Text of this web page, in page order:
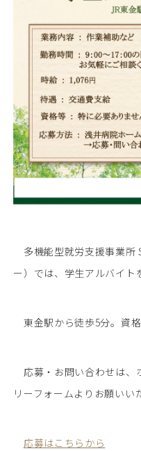
多機能型就労支援事業所
ー）では、学生アルバイト
東金駅から徒歩5分。資
応募・お問い合わせは、
リーフォームよりお願いい
応募はこちらから